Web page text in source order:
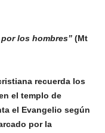
los hombres” (Mt
recuerda los
el templo de
el Evangelio según
por la